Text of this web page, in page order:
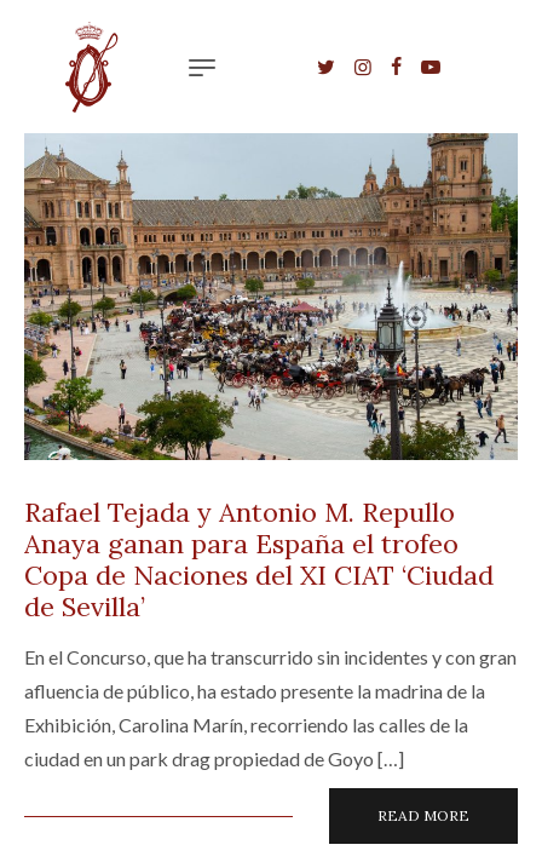
Rafael Tejada y Antonio M. Repullo
Anaya ganan para España el trofeo
Copa de Naciones del XI CIAT ‘Ciudad
de Sevilla’
En el Concurso, que ha transcurrido sin incidentes y con gran
afluencia de público, ha estado presente la madrina de la
Exhibición, Carolina Marín, recorriendo las calles de la
ciudad en un park drag propiedad de Goyo […]
READ MORE